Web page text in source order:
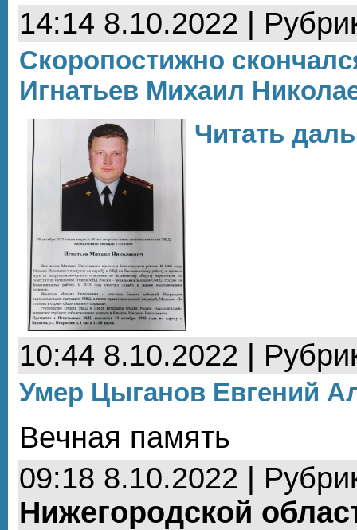
14:14 8.10.2022 |
Скоропостижно
Игнатьев Михаил
Читать
10:44 8.10.2022 |
Умер Цыганов Евгений
Вечная память
09:18 8.10.2022 |
Нижегородской